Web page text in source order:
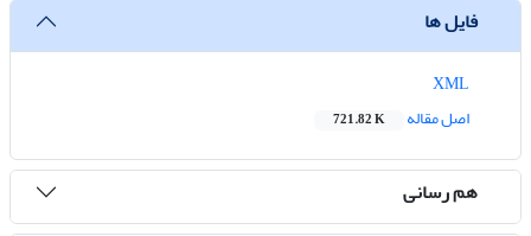
فایل ها
اصل مقاله
721.82 K
هم رسانی